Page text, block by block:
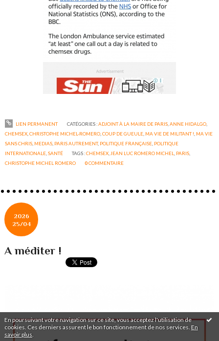
En poursuivant votre navigation sur ce site, vous acceptez l'utilisation de
cookies. Ces derniers assurent le bon fonctionnement de nos services. En
savoir plus
LIEN PERMANENT CATÉGORIES :ADJOINT À LA MAIRE DE PARIS, ANNE HIDALGO,
CHEMSEX ,CHRISTOPHE MICHEL-ROMERO ,COUP DE GUEULE MA VIE DE MILITANT ! MA VIE
SANS CHRIS MEDIAS PARIS AUTREMENT, POLITIQUE FRANÇAISE POLITIQUE
INTERNATIONALE ,SANTÉ TAGS :CHEMSEX JEAN LUC ROMERO MICHEL PARIS
CHRISTOPHE MICHEL ROMERO
0COMMENTAIRE
2026
25/04
A méditer !